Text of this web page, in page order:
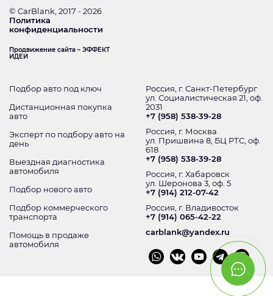
© CarBlank, 2017 - 2026
Политика
конфиденциальности
Продвижение сайта – ЭФФЕКТ
ИДЕИ
Подбор авто под ключ
Дистанционная покупка
авто
Эксперт по подбору авто на
день
Выездная диагностика
автомобиля
Подбор нового авто
Подбор коммерческого
транспорта
Помощь в продаже
автомобиля
Россия, г. Санкт-Петербург
ул. Социалистическая 21, оф.
2031
+7 (958) 538-39-28
Россия, г. Москва
ул. Пришвина 8, БЦ РТС, оф.
618
+7 (958) 538-39-28
Россия, г. Хабаровск
ул. Шеронова 3, оф. 5
+7 (914) 212-07-42
Россия, г. Владивосток
+7 (914) 065-42-22
carblank@yandex.ru